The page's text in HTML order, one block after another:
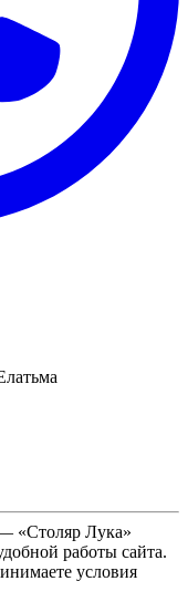
«Столяр Лука»
работы сайта.
условия